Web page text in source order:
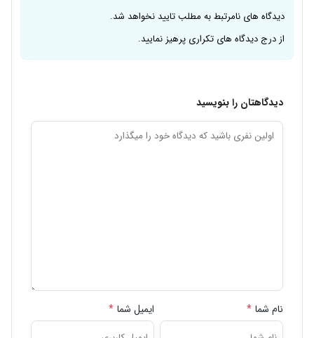
دیدگاه های نامرتبط به مطلب تایید نخواهد شد.
از درج دیدگاه های تکراری پرهیز نمایید.
دیدگاهتان را بنویسید
نام شما * ایمیل شما *